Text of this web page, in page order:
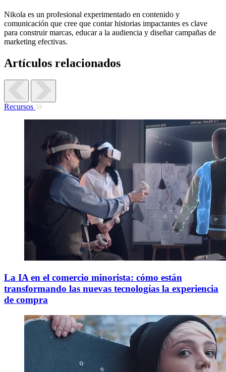
Nikola es un profesional experimentado en contenido y
comunicación que cree que contar historias impactantes es clave
para construir marcas, educar a la audiencia y diseñar campañas de
marketing efectivas.
Artículos relacionados
Recursos
La IA en el comercio minorista: cómo están
transformando las nuevas tecnologías la experiencia
de compra